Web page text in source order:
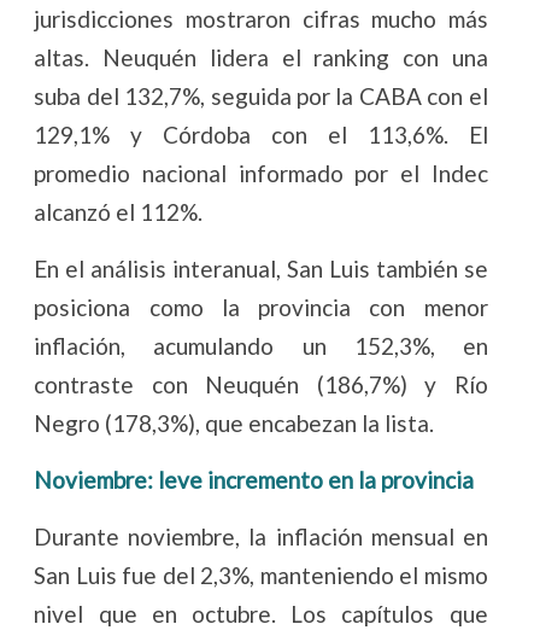
jurisdicciones mostraron cifras mucho más
altas. Neuquén lidera el ranking con una
suba del 132,7%, seguida por la CABA con el
129,1% y Córdoba con el 113,6%. El
promedio nacional informado por el Indec
alcanzó el 112%.
En el análisis interanual, San Luis también se
posiciona como la provincia con menor
inflación, acumulando un 152,3%, en
contraste con Neuquén (186,7%) y Río
Negro (178,3%), que encabezan la lista.
Noviembre: leve incremento en la provincia
Durante noviembre, la inflación mensual en
San Luis fue del 2,3%, manteniendo el mismo
nivel que en octubre. Los capítulos que